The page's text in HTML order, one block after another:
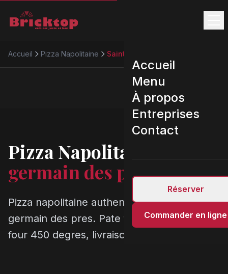
Accueil
Menu
À propos
Entreprises
Contact
Réserver
Commander en ligne
Accueil Pizza Napolitaine Saint germain des pres
Pizza Napolitaine
germain des pres
Pizza napolitaine authentique a Saint
germain des pres. Pate fermentee 48h,
four 450 degres, livraison rapide.